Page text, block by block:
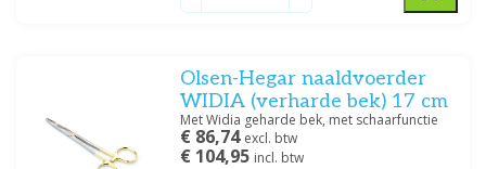
Olsen-Hegar naaldvoerder
WIDIA (verharde bek) 17 cm
Met Widia geharde bek, met schaarfunctie
€ 86,74 excl. btw
€ 104,95 incl. btw